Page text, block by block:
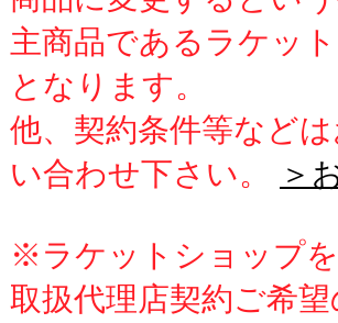
主商品であるラケッ
となります。
他、契約条件等など
い合わせ下さい。
＞
※ラケットショップ
取扱代理店契約ご希